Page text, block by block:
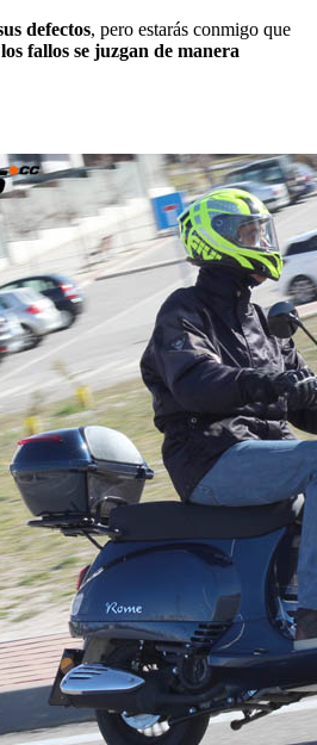
defectos, pero estarás conmigo que
los fallos se juzgan de manera